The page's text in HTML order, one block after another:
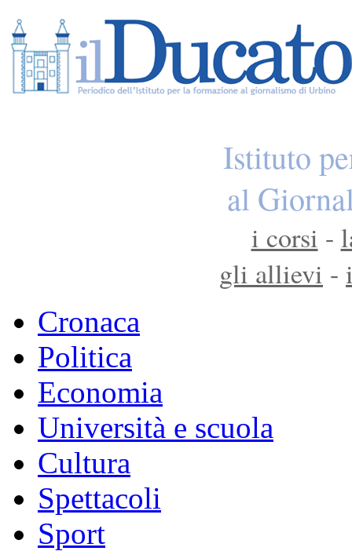
Istituto
al
i corsi -
gli allievi -
Cronaca
Politica
Economia
Università e scuola
Cultura
Spettacoli
Sport